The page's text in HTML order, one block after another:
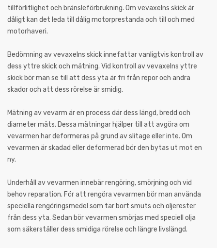
tillförlitlighet och bränsleförbrukning. Om vevaxelns skick är
dåligt kan det leda till dålig motorprestanda och till och med
motorhaveri.
Bedömning av vevaxelns skick innefattar vanligtvis kontroll av
dess yttre skick och mätning. Vid kontroll av vevaxelns yttre
skick bör man se till att dess yta är fri från repor och andra
skador och att dess rörelse är smidig.
Mätning av vevarm är en process där dess längd, bredd och
diameter mäts. Dessa mätningar hjälper till att avgöra om
vevarmen har deformeras på grund av slitage eller inte. Om
vevarmen är skadad eller deformerad bör den bytas ut mot en
ny.
Underhåll av vevarmen innebär rengöring, smörjning och vid
behov reparation. För att rengöra vevarmen bör man använda
speciella rengöringsmedel som tar bort smuts och oljerester
från dess yta. Sedan bör vevarmen smörjas med speciell olja
som säkerställer dess smidiga rörelse och längre livslängd.